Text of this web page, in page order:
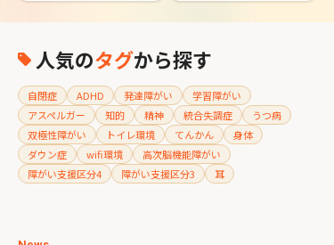
人気のタグから探す
自閉症 ADHD 発達障がい
学習障がい
アスペルガー
知的 精神 統合失調症
うつ病
双極性障がい
トイレ環境 てんかん
身体
ダウン症
wifi環境
高次脳機能障がい
障がい支援区分4
障がい支援区分3 耳